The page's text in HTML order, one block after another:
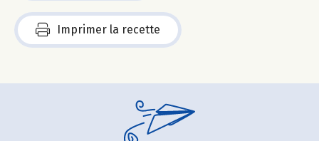
Imprimer la recette